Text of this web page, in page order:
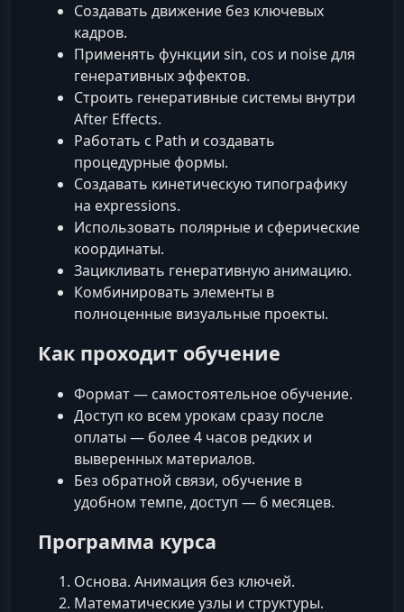
Создавать движение без ключевых
кадров.
Применять функции sin, cos и noise для
генеративных эффектов.
Строить генеративные системы внутри
After Effects.
Работать с Path и создавать
процедурные формы.
Создавать кинетическую типографику
на expressions.
Использовать полярные и сферические
координаты.
Зацикливать генеративную анимацию.
Комбинировать элементы в
полноценные визуальные проекты.
Как проходит обучение
Формат — самостоятельное обучение.
Доступ ко всем урокам сразу после
оплаты — более 4 часов редких и
выверенных материалов.
Без обратной связи, обучение в
удобном темпе, доступ — 6 месяцев.
Программа курса
Основа. Анимация без ключей.
Математические узлы и структуры.